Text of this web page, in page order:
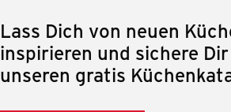
Lass Dich von neuen
inspirieren und sichere
unseren gratis